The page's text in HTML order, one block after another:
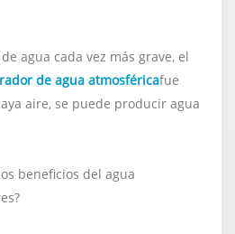
agua cada vez más grave, el
de agua atmosféricafue
aire, se puede producir agua
beneficios del agua